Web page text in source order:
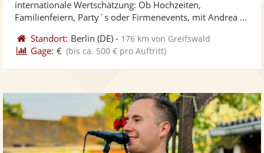
Sternen
internationale Wertschätzung: Ob Hochzeiten,
Familienfeiern, Party´s oder Firmenevents, mit Andrea ...
Standort: Berlin (DE) - 176 km von Greifswald
Gage: € (bis ca. 500 € pro Auftritt)